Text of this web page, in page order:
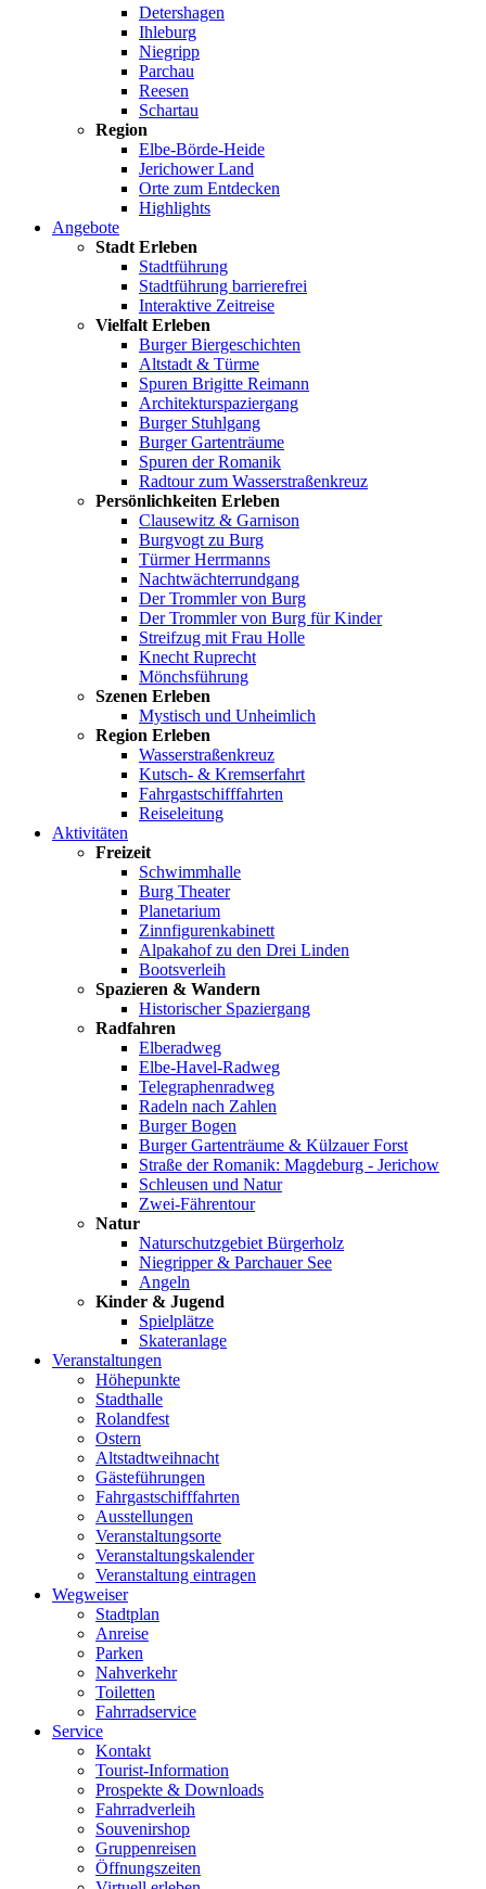
Detershagen
Ihleburg
Niegripp
Parchau
Reesen
Schartau
Region
Elbe-Börde-Heide
Jerichower Land
Orte zum Entdecken
Highlights
Angebote
Stadt Erleben
Stadtführung
Stadtführung barrierefrei
Interaktive Zeitreise
Vielfalt Erleben
Burger Biergeschichten
Altstadt & Türme
Spuren Brigitte Reimann
Architekturspaziergang
Burger Stuhlgang
Burger Gartenträume
Spuren der Romanik
Radtour zum Wasserstraßenkreuz
Persönlichkeiten Erleben
Clausewitz & Garnison
Burgvogt zu Burg
Türmer Herrmanns
Nachtwächterrundgang
Der Trommler von Burg
Der Trommler von Burg für Kinder
Streifzug mit Frau Holle
Knecht Ruprecht
Mönchsführung
Szenen Erleben
Mystisch und Unheimlich
Region Erleben
Wasserstraßenkreuz
Kutsch- & Kremserfahrt
Fahrgastschifffahrten
Reiseleitung
Aktivitäten
Freizeit
Schwimmhalle
Burg Theater
Planetarium
Zinnfigurenkabinett
Alpakahof zu den Drei Linden
Bootsverleih
Spazieren & Wandern
Historischer Spaziergang
Radfahren
Elberadweg
Elbe-Havel-Radweg
Telegraphenradweg
Radeln nach Zahlen
Burger Bogen
Burger Gartenträume & Külzauer Forst
Straße der Romanik: Magdeburg - Jerichow
Schleusen und Natur
Zwei-Fährentour
Natur
Naturschutzgebiet Bürgerholz
Niegripper & Parchauer See
Angeln
Kinder & Jugend
Spielplätze
Skateranlage
Veranstaltungen
Höhepunkte
Stadthalle
Rolandfest
Ostern
Altstadtweihnacht
Gästeführungen
Fahrgastschifffahrten
Ausstellungen
Veranstaltungsorte
Veranstaltungskalender
Veranstaltung eintragen
Wegweiser
Stadtplan
Anreise
Parken
Nahverkehr
Toiletten
Fahrradservice
Service
Kontakt
Tourist-Information
Prospekte & Downloads
Fahrradverleih
Souvenirshop
Gruppenreisen
Öffnungszeiten